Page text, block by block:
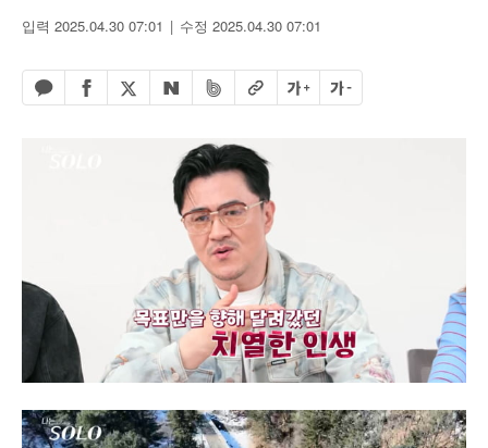
입력 2025.04.30 07:01 수정 2025.04.30 07:01
카카오톡 공유하기
페이스북 공유하기
엑스 공유하기
네이버 공유하기
밴드 공유하기
URL복사글자 크게글자 작게